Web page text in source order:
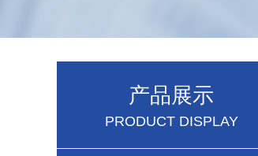
产品展示
PRODUCT DISPLAY